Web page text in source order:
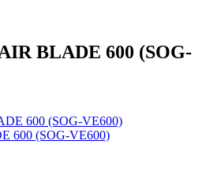
BLADE 600 (SOG-
600 (SOG-VE600)